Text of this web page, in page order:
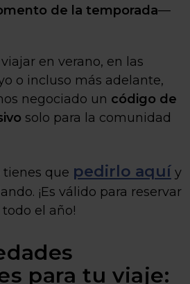
de la temporada—
en verano, en las
o incluso más adelante,
negociado un código de
solo para la comunidad
tienes que pedirlo aquí y
¡Es válido para reservar
el año!
para tu viaje: